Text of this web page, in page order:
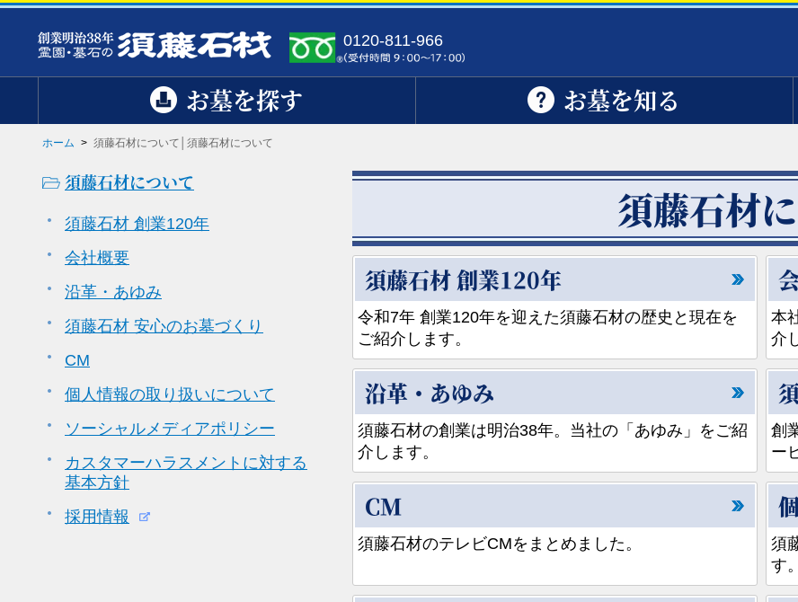
0120-811-966
お墓を探す お墓を知る
ホーム > 須藤石材について│須藤石材について
須藤石材について
須藤石材 創業120年
会社概要
沿革・あゆみ
須藤石材 安心のお墓づくり
CM
個人情報の取り扱いについて
ソーシャルメディアポリシー
カスタマーハラスメントに対する
基本方針
採用情報
須藤石材
須藤石材 創業120年
令和7年 創業120年を迎えた須藤石材の歴史と現在を
ご紹介します。
本
介
沿革・あゆみ
須藤石材の創業は明治38年。当社の「あゆみ」をご紹
介します。
創
ー
CM
須藤石材のテレビCMをまとめました。
須
す。